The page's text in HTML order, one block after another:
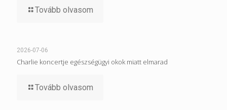
Tovább olvasom
2026-07-06
Charlie koncertje egészségügyi okok miatt elmarad
Tovább olvasom